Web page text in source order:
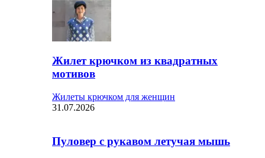
Жилет крючком из квадратных
мотивов
Жилеты крючком для женщин
31.07.2026
Пуловер с рукавом летучая мышь